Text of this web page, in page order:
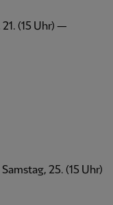
(15 Uhr) —
25. (15 Uhr)